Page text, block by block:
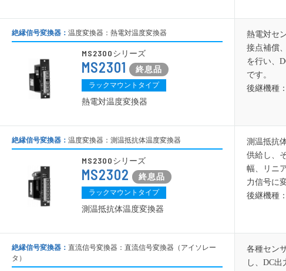
熱電対セ
接点補償
を行い、
です。
後継機種
測温抵抗
供給し、
幅、リニ
力信号に
後継機種
各種セン
し、DC
絶縁信号変換器： 温度変換器：熱電対温度変換器
MS2300 シリーズ
MS2301
ラックマウントタイプ
熱電対温度変換器
絶縁信号変換器： 温度変換器：測温抵抗体温度変換器
MS2300 シリーズ
MS2302
ラックマウントタイプ
測温抵抗体温度変換器
絶縁信号変換器： 直流信号変換器：直流信号変換器（アイソレー
タ）